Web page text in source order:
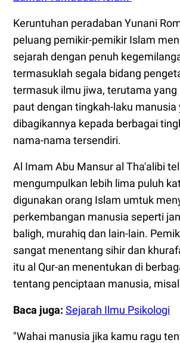
Keruntuhan peradaban Yunani
peluang pemikir-pemikir Islam
sejarah dengan penuh
termasuklah segala bidang
termasuk ilmu jiwa, terutama
paut dengan tingkah-laku manusia
dibagikannya kepada berbagai
nama-nama tersendiri.
Al Imam Abu Mansur al Tha'alibi
mengumpulkan lebih lima puluh
digunakan orang Islam umtuk
perkembangan manusia seperti
baligh, murahiq dan lain-lain.
sangat menentang sihir dan
itu al Qur-an menentukan di
tentang penciptaan manusia,
Baca juga: Sejarah Ilmu Psikologi
"Wahai manusia jika kamu ragu